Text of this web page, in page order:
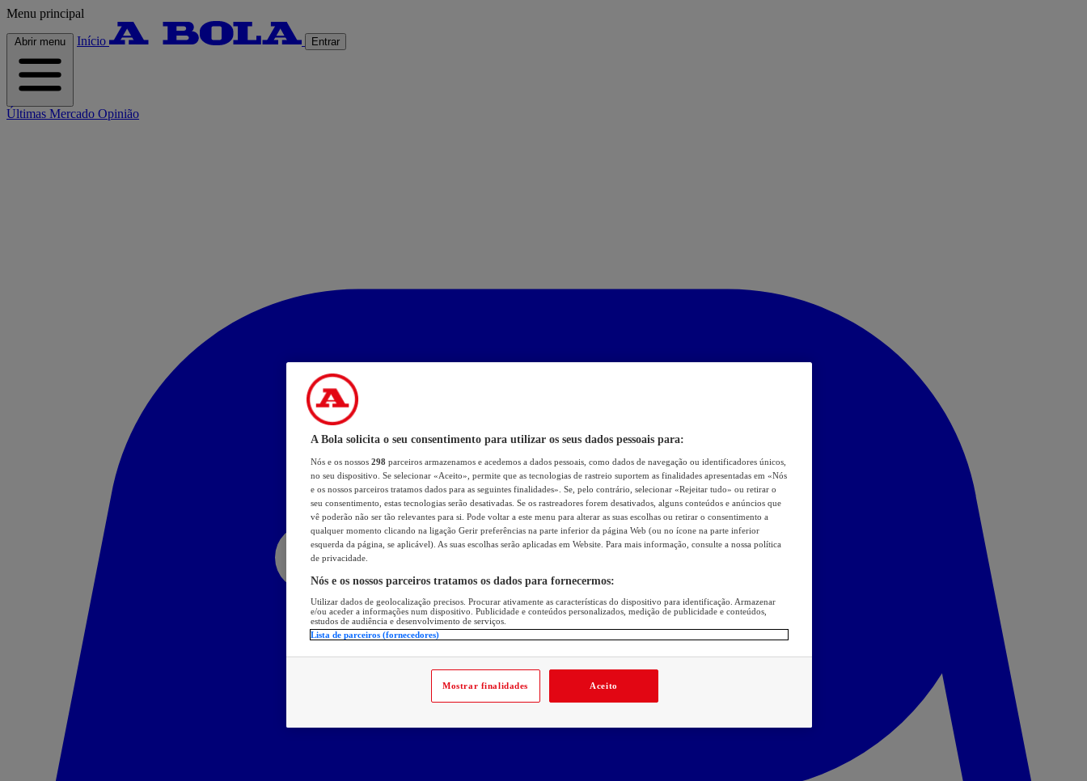
Menu principal
Abrir menu Início Entrar
Últimas Mercado Opinião
A Bola solicita o seu consentimento para utilizar os seus dados pessoais para:
Nós e os nossos 298 parceiros armazenamos e acedemos a dados pessoais, como dados de navegação ou identificadores únicos,
no seu dispositivo. Se selecionar «Aceito», permite que as tecnologias de rastreio suportem as finalidades apresentadas em «Nós
e os nossos parceiros tratamos dados para as seguintes finalidades». Se, pelo contrário, selecionar «Rejeitar tudo» ou retirar o
seu consentimento, estas tecnologias serão desativadas. Se os rastreadores forem desativados, alguns conteúdos e anúncios que
vê poderão não ser tão relevantes para si. Pode voltar a este menu para alterar as suas escolhas ou retirar o consentimento a
qualquer momento clicando na ligação Gerir preferências na parte inferior da página Web (ou no ícone na parte inferior
esquerda da página, se aplicável). As suas escolhas serão aplicadas em Website. Para mais informação, consulte a nossa política
de privacidade.
Nós e os nossos parceiros tratamos os dados para fornecermos:
Utilizar dados de geolocalização precisos. Procurar ativamente as características do dispositivo para identificação. Armazenar
e/ou aceder a informações num dispositivo. Publicidade e conteúdos personalizados, medição de publicidade e conteúdos,
estudos de audiência e desenvolvimento de serviços.
Lista de parceiros (fornecedores)
Mostrar finalidades Aceito